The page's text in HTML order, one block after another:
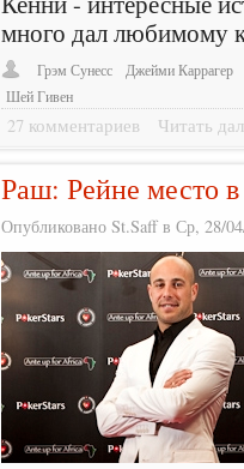
много дал любимому
Грэм Сунесс
Джейми Каррагер
Шей Гивен
27 комментариев Читать
Раш: Рейне место
Опубликовано St.Saff в Ср, 28/